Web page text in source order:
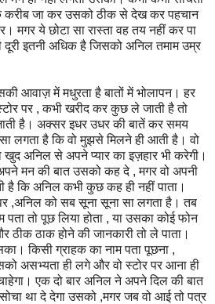
जा कर उसको ठीक से देख कर पहचान
ये छोटा सा रास्ता वह तय नहीं कर पा
इतनी अधिक है जिसको अनिल तमाम उम्र
में मधुरता है बातों में भोलापन। हर
पर , कभी खरीद कर कुछ ले जाती है तो
है। अक्सर इधर उधर की बातें कर समय
लगता है कि वो मुझसे मिलने ही आती है। वो
खुद अनिल से अपने प्यार का इज़हार भी करेगी।
मन की बात उसको कह दे , मगर वो अपनी
है कि अनिल कभी कुछ कह ही नहीं पाता।
,अनिल को सब सूना सूना सा लगता है। तब
तो पूछ लिया होता , या उसका कोई फोन
ठाक होने की जानकारी तो ले पाता।
किसी ग्राहक का नाम पता पूछना ,
असभ्यता ही लगे और वो स्टोर पर आना ही
एक दो बार अनिल ने अपने दिल की बात
था दे देगा उसको ,मगर जब वो आई तो पत्र